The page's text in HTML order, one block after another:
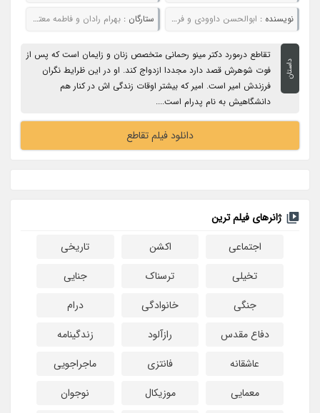
نویسنده : ابوالحسن داوودی و فرید مصطوفی ستارگان : بهرام رادان و فاطمه معتمدآریا
داستان
تقاطع درمورد دکتر مینو رحمانی متخصص زنان و زایمان است که پس از
فوت شوهرش قصد دارد مجددا ازدواج کند. او در این ظرایط نگران
فرزندش امیر است. امیر که بیشتر اوقات زندگی اش در کنار هم
دانشگاهیش به نام پدرام است....
دانلود فیلم تقاطع
ژانرهای فیلم ترین
اجتماعی
اکشن
تاریخی
تخیلی
ترسناک
جنایی
جنگی
خانوادگی
درام
دفاع مقدس
رازآلود
زندگینامه
عاشقانه
فانتزی
ماجراجویی
معمایی
موزیکال
نوجوان